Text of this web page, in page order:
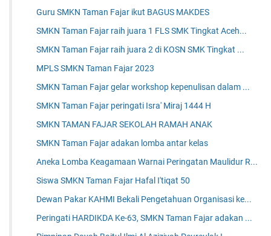
Guru SMKN Taman Fajar ikut BAGUS MAKDES
SMKN Taman Fajar raih juara 1 FLS SMK Tingkat Aceh...
SMKN Taman Fajar raih juara 2 di KOSN SMK Tingkat ...
MPLS SMKN Taman Fajar 2023
SMKN Taman Fajar gelar workshop kepenulisan dalam ...
SMKN Taman Fajar peringati Isra' Miraj 1444 H
SMKN TAMAN FAJAR SEKOLAH RAMAH ANAK
SMKN Taman Fajar adakan lomba antar kelas
Aneka Lomba Keagamaan Warnai Peringatan Maulidur R...
Siswa SMKN Taman Fajar Hafal I'tiqat 50
Dewan Pakar KAHMI Bekali Pengetahuan Organisasi ke...
Peringati HARDIKDA Ke-63, SMKN Taman Fajar adakan ...